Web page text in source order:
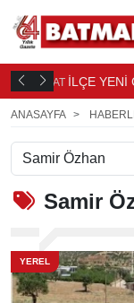
4 SAAT İLÇE YENİ
ANASAYFA
Samir
YEREL